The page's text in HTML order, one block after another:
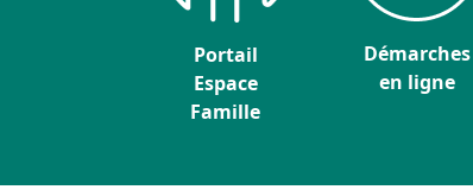
Portail
Espace
Famille
Démarches
en ligne